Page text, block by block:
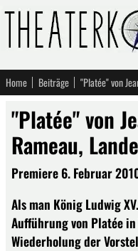
Home Beiträge
"Platée" von
Rameau,
Premiere 6. Februar
Als man König Ludwig
Aufführung von Platée
Wiederholung der